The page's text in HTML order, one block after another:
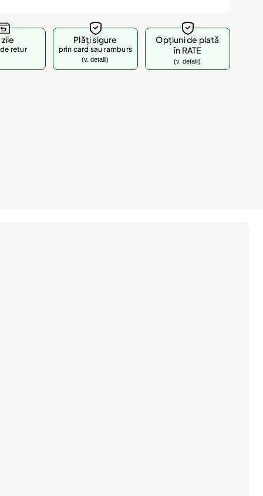
zile
retur
Plăți sigure
prin card sau ramburs
(v. detalii)
Opțiuni de plată
în RATE
(v. detalii)